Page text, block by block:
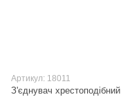
Артикул: 18011
З'єднувач хрестоподібний